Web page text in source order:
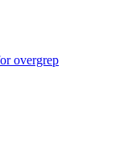
overgrep